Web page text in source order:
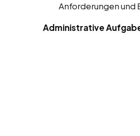
Anforderungen und
Administrative